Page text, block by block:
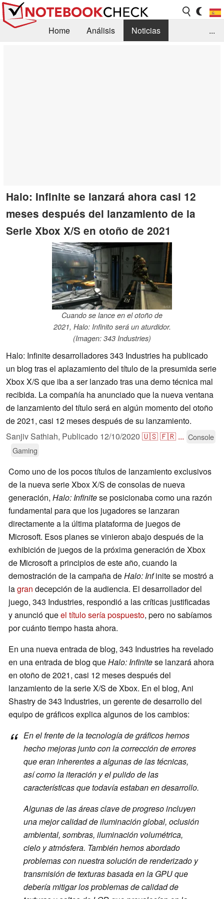
Home Análisis
Noticias
...
Halo: Infinite se lanzará ahora casi 12
meses después del lanzamiento de la
Serie Xbox X/S en otoño de 2021
Cuando se lance en el otoño de
2021, Halo: Infinito será un aturdidor.
(Imagen: 343 Industries)
Halo: Infinite desarrolladores 343 Industries ha publicado
un blog tras el aplazamiento del título de la presumida serie
Xbox X/S que iba a ser lanzado tras una demo técnica mal
recibida. La compañía ha anunciado que la nueva ventana
de lanzamiento del título será en algún momento del otoño
de 2021, casi 12 meses después de su lanzamiento.
Sanjiv Sathiah, Publicado 12/10/2020 🇺🇸🇫🇷 ... Console
Gaming
Como uno de los pocos títulos de lanzamiento exclusivos
de la nueva serie Xbox X/S de consolas de nueva
generación, Halo: Infinitese posicionaba como una razón
fundamental para que los jugadores se lanzaran
directamente a la última plataforma de juegos de
Microsoft. Esos planes se vinieron abajo después de la
exhibición de juegos de la próxima generación de Xbox
de Microsoft a principios de este año, cuando la
demostración de la campaña deHalo: Infinite se mostró a
lagran decepción de la audiencia. El desarrollador del
juego, 343 Industries, respondió a las críticas justificadas
y anunció queel título sería pospuesto, pero no sabíamos
por cuánto tiempo hasta ahora.
En una nueva entrada de blog, 343 Industries ha revelado
en una entrada de blog queHalo: Infinitese lanzará ahora
en otoño de 2021, casi 12 meses después del
lanzamiento de la serie X/S de Xbox. En el blog, Ani
Shastry de 343 Industries, un gerente de desarrollo del
equipo de gráficos explica algunos de los cambios:
En el frente de la tecnología de gráficos hemos
hecho mejoras junto con la corrección de errores
que eran inherentes a algunas de las técnicas,
así como la iteración y el pulido de las
características que todavía estaban en desarrollo.
Algunas de las áreas clave de progreso incluyen
una mejor calidad de iluminación global, oclusión
ambiental, sombras, iluminación volumétrica,
cielo y atmósfera. También hemos abordado
problemas con nuestra solución de renderizado y
transmisión de texturas basada en la GPU que
debería mitigar los problemas de calidad de